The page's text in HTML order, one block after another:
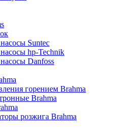
Suntec
hp-Technik
Danfoss
горением Brahma
Brahma
розжига Brahma